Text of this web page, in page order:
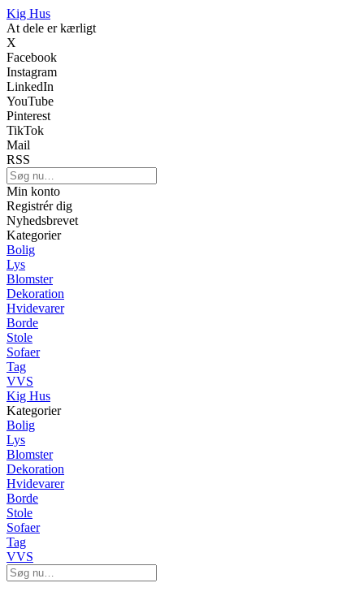
Kig Hus
At dele er kærligt
X
Facebook
Instagram
LinkedIn
YouTube
Pinterest
TikTok
Mail
RSS
Min konto
Registrér dig
Nyhedsbrevet
Kategorier
Bolig
Lys
Blomster
Dekoration
Hvidevarer
Borde
Stole
Sofaer
Tag
VVS
Kig Hus
Kategorier
Bolig
Lys
Blomster
Dekoration
Hvidevarer
Borde
Stole
Sofaer
Tag
VVS